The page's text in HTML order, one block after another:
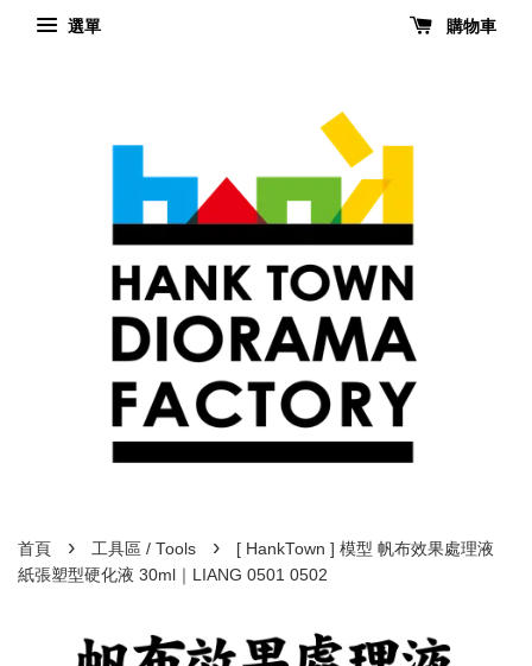
選單 購物車
首頁 › 工具區 / Tools ›
[ HankTown ] 模型 帆布效果處理液
紙張塑型硬化液 30ml｜LIANG 0501 0502